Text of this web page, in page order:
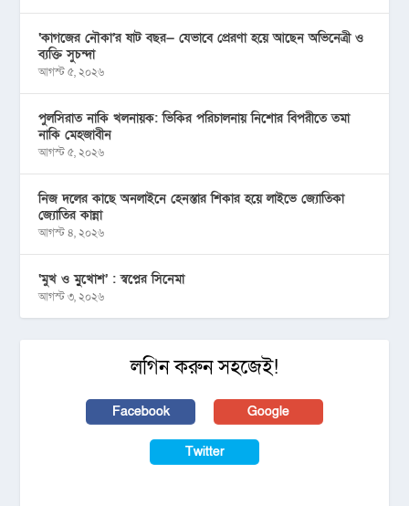
‘কাগজের নৌকা’র ষাট বছর— যেভাবে প্রেরণা হয়ে আছেন অভিনেত্রী ও
ব্যক্তি সুচন্দা
আগস্ট ৫, ২০২৬
পুলসিরাত নাকি খলনায়ক: ভিকির পরিচালনায় নিশোর বিপরীতে তমা
নাকি মেহজাবীন
আগস্ট ৫, ২০২৬
নিজ দলের কাছে অনলাইনে হেনস্তার শিকার হয়ে লাইভে জ্যোতিকা
জ্যোতির কান্না
আগস্ট ৪, ২০২৬
‘মুখ ও মু্খোশ’ : স্বপ্নের সিনেমা
আগস্ট ৩, ২০২৬
লগিন করুন সহজেই!
Facebook Google
Twitter